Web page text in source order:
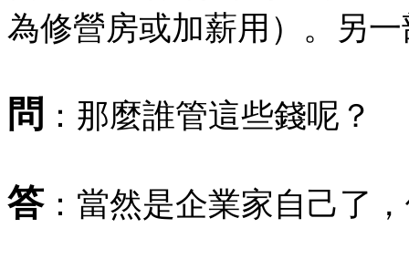
為修營房或加薪用）。另
問 ：那麼誰管這些錢呢？
答：當然是企業家自己了